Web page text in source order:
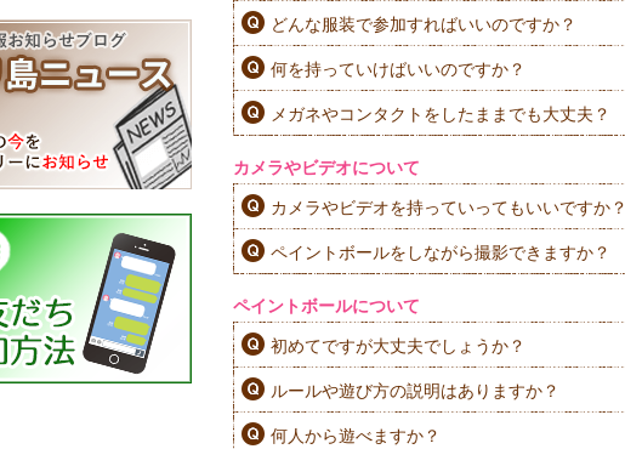
どんな服装で参加すればいいのですか？
何を持っていけばいいのですか？
メガネやコンタクトをしたままでも大丈夫？
カメラやビデオについて
カメラやビデオを持っていってもいいですか？
ペイントボールをしながら撮影できますか？
ペイントボールについて
初めてですが大丈夫でしょうか？
ルールや遊び方の説明はありますか？
何人から遊べますか？